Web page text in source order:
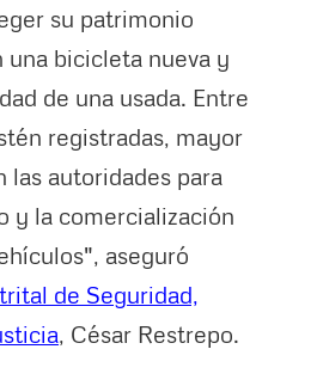
su patrimonio
una bicicleta nueva y
de una usada. Entre
registradas, mayor
las autoridades para
y la comercialización
aseguró
de Seguridad,
, César Restrepo.